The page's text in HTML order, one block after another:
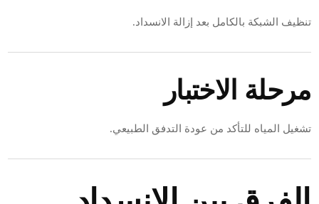
تنظيف الشبكة بالكامل بعد إزالة الانسداد.
مرحلة الاختبار
تشغيل المياه للتأكد من عودة التدفق الطبيعي.